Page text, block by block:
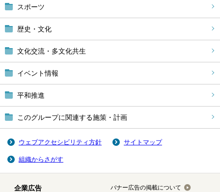
スポーツ
歴史・文化
文化交流・多文化共生
イベント情報
平和推進
このグループに関連する施策・計画
ウェブアクセシビリティ方針 サイトマップ
組織からさがす
企業広告
バナー広告の掲載について